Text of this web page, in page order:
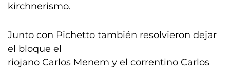
kirchnerismo.
Junto con Pichetto también resolvieron dejar
el bloque el
riojano Carlos Menem y el correntino Carlos